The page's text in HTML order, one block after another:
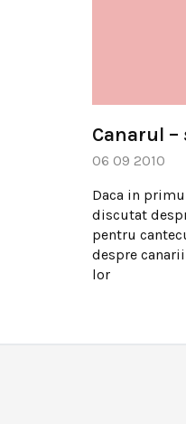
Canarul
06 09 2010
Daca in
discutat
pentru
despre
lor